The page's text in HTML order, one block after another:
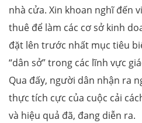
nhà cửa. Xin khoan nghĩ đến
thuê để làm các cơ sở kinh
đặt lên trước nhất mục tiêu
“dân sở” trong các lĩnh vực
Qua đấy, người dân nhận ra
thực tích cực của cuộc cải
và hiệu quả đã, đang diễn ra.